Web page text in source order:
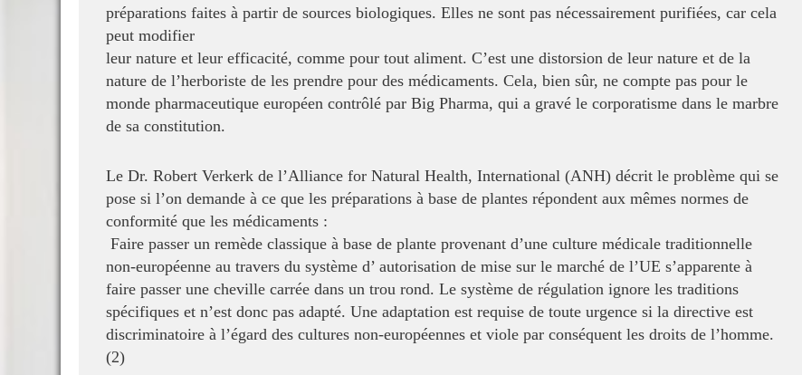
préparations faites à partir de sources biologiques. Elles ne sont pas nécessairement purifiées, car cela
peut modifier
leur nature et leur efficacité, comme pour tout aliment. C’est une distorsion de leur nature et de la
nature de l’herboriste de les prendre pour des médicaments. Cela, bien sûr, ne compte pas pour le
monde pharmaceutique européen contrôlé par Big Pharma, qui a gravé le corporatisme dans le marbre
de sa constitution.
Le Dr. Robert Verkerk de l’Alliance for Natural Health, International (ANH) décrit le problème qui se
pose si l’on demande à ce que les préparations à base de plantes répondent aux mêmes normes de
conformité que les médicaments :
Faire passer un remède classique à base de plante provenant d’une culture médicale traditionnelle
non-européenne au travers du système d’ autorisation de mise sur le marché de l’UE s’apparente à
faire passer une cheville carrée dans un trou rond. Le système de régulation ignore les traditions
spécifiques et n’est donc pas adapté. Une adaptation est requise de toute urgence si la directive est
discriminatoire à l’égard des cultures non-européennes et viole par conséquent les droits de l’homme.
(2)